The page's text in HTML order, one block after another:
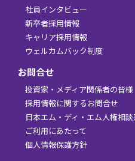
社員インタビュー
新卒者採用情報
キャリア採用情報
ウェルカムバック制度
お問合せ
投資家・メディア関係者の皆様
採用情報に関するお問合せ
日本エム・ディ・エム人権相談
ご利用にあたって
個人情報保護方針